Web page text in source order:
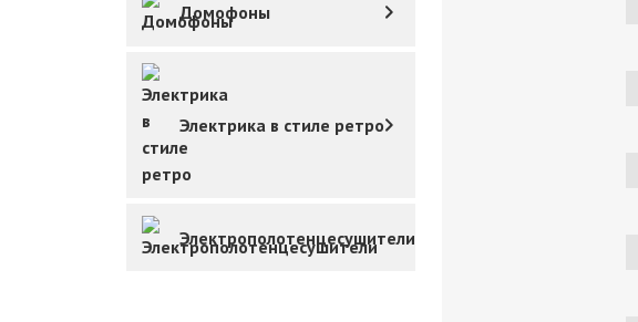
Домофоны
Электрика в стиле ретро
Электрополотенцесушители